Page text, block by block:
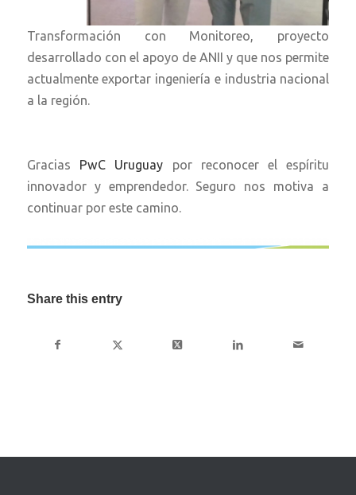
Transformación con Monitoreo, proyecto
desarrollado con el apoyo de ANII y que nos permite
actualmente exportar ingeniería e industria nacional
a la región.
Gracias PwC Uruguay por reconocer el espíritu
innovador y emprendedor. Seguro nos motiva a
continuar por este camino.
Share this entry